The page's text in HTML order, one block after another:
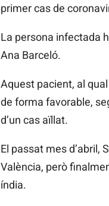
primer cas de
La persona infectada
Ana Barceló.
Aquest pacient, al
de forma favorable,
d’un cas aïllat.
El passat mes d’abril,
València, però
índia.